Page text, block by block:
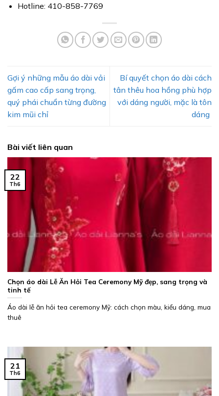
Hotline: 410-858-7769
Gợi ý những mẫu áo dài vải
gấm cao cấp sang trọng,
quý phái chuẩn từng đường
kim mũi chỉ
Bí quyết chọn áo dài cách
tân thêu hoa hồng phù hợp
với dáng người, mặc là tôn
dáng
Bài viết liên quan
Chọn áo dài Lễ Ăn Hỏi Tea Ceremony Mỹ đẹp, sang trọng và
tinh tế
Áo dài lễ ăn hỏi tea ceremony Mỹ: cách chọn màu, kiểu dáng, mua
thuê
22
Th6
21
Th6